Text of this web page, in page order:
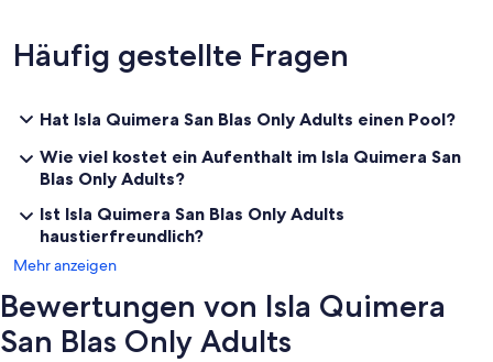
Häufig gestellte Fragen
Hat Isla Quimera San Blas Only Adults einen Pool?
Wie viel kostet ein Aufenthalt im Isla Quimera San
Blas Only Adults?
Ist Isla Quimera San Blas Only Adults
haustierfreundlich?
Mehr anzeigen
Bewertungen von Isla Quimera
San Blas Only Adults